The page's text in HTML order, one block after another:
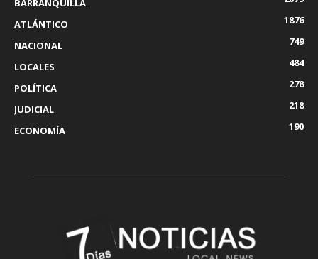
BARRANQUILLA
ATLÁNTICO
1876
NACIONAL
749
LOCALES
484
POLÍTICA
278
JUDICIAL
218
ECONOMÍA
190